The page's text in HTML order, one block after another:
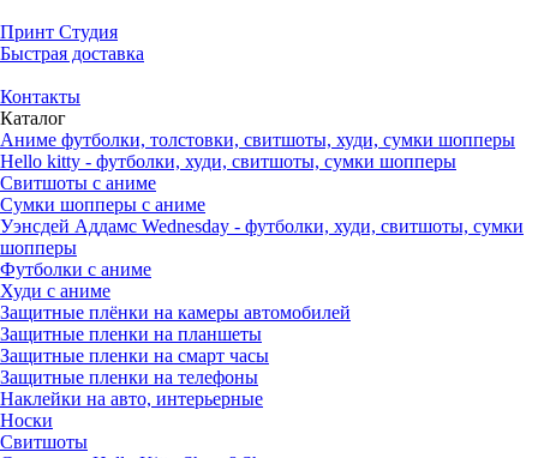
Принт Студия
Быстрая доставка
Контакты
Каталог
Аниме футболки, толстовки, свитшоты, худи, сумки шопперы
Hello kitty - футболки, худи, свитшоты, сумки шопперы
Свитшоты с аниме
Сумки шопперы с аниме
Уэнсдей Аддамс Wednesday - футболки, худи, свитшоты, сумки
шопперы
Футболки с аниме
Худи с аниме
Защитные плёнки на камеры автомобилей
Защитные пленки на планшеты
Защитные пленки на смарт часы
Защитные пленки на телефоны
Наклейки на авто, интерьерные
Носки
Свитшоты